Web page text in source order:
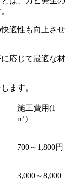
適性も向上させ
応じて最適な材
ます。
施工費用(1
㎡)
700～1,800円
3,000～8,000